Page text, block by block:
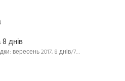
8 днів
вересень 2017, 8 днів/7…